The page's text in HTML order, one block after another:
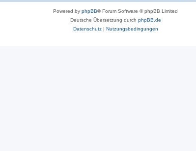
Powered by phpBB® Forum Software © phpBB Limited
Deutsche Übersetzung durch phpBB.de
Datenschutz| Nutzungsbedingungen